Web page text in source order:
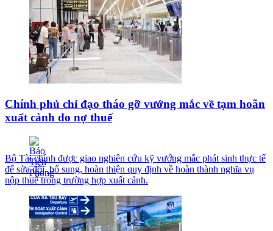
Chính phủ chỉ đạo tháo gỡ vướng mắc về tạm hoãn
xuất cảnh do nợ thuế
Bộ Tài chính được giao nghiên cứu kỹ vướng mắc phát sinh thực tế
để sửa đổi, bổ sung, hoàn thiện quy định về hoàn thành nghĩa vụ
nộp thuế trong trường hợp xuất cảnh.